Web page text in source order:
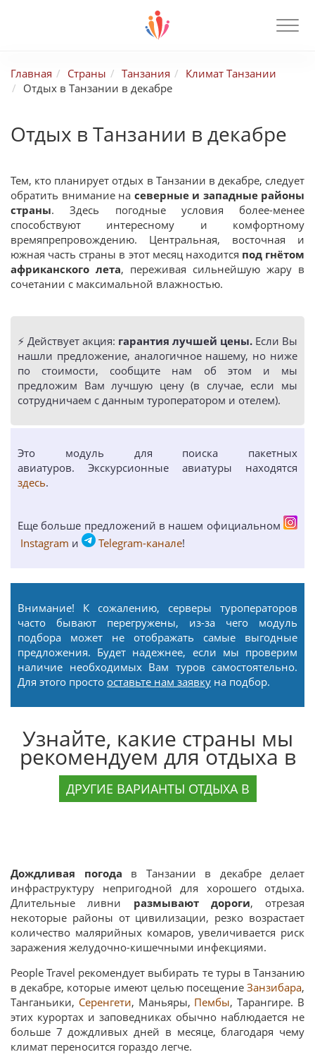
Главная Страны Танзания
Климат Танзании
Отдых в Танзании в декабре
Отдых в Танзании в декабре
Тем, кто планирует отдых в Танзании в декабре, следует
обратить внимание на северные и западные районы
страны. Здесь погодные условия более-менее
способствуют интересному и комфортному
времяпрепровождению. Центральная, восточная и
южная часть страны в этот месяц находится под гнётом
африканского лета, переживая сильнейшую жару в
сочетании с максимальной влажностью.
⚡️ Действует акция: гарантия лучшей цены. Если Вы
нашли предложение, аналогичное нашему, но ниже
по стоимости, сообщите нам об этом и мы
предложим Вам лучшую цену (в случае, если мы
сотрудничаем с данным туроператором и отелем).
Это модуль для поиска пакетных
авиатуров. Экскурсионные авиатуры находятся
здесь.
Еще больше предложений в нашем официальном
Instagram и Telegram-канале!
Внимание! К сожалению, серверы туроператоров
часто бывают перегружены, из-за чего модуль
подбора может не отображать самые выгодные
предложения. Будет надежнее, если мы проверим
наличие необходимых Вам туров самостоятельно.
Для этого просто оставьте нам заявку на подбор.
Узнайте, какие страны мы
рекомендуем для отдыха в
ДРУГИЕ ВАРИАНТЫ ОТДЫХА В
Дождливая погода в Танзании в декабре делает
инфраструктуру непригодной для хорошего отдыха.
Длительные ливни размывают дороги, отрезая
некоторые районы от цивилизации, резко возрастает
количество малярийных комаров, увеличивается риск
заражения желудочно-кишечными инфекциями.
People Travel рекомендует выбирать те туры в Танзанию
в декабре, которые имеют целью посещение Занзибара,
Танганьики, Серенгети, Маньяры, Пембы, Тарангире. В
этих курортах и заповедниках обычно наблюдается не
больше 7 дождливых дней в месяце, благодаря чему
климат переносится гораздо легче.